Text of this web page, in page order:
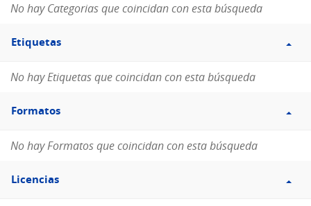
No hay Categorias que coincidan con esta búsqueda
Filtro
Etiquetas
Etiquetas
No hay Etiquetas que coincidan con esta búsqueda
Filtro
Formatos
Formatos
No hay Formatos que coincidan con esta búsqueda
Filtro
Licencias
Licencias